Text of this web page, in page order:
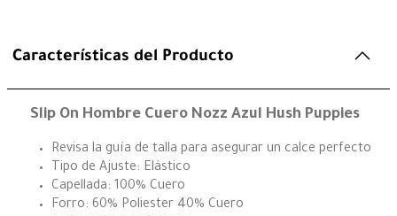
Características del Producto
Slip On Hombre Cuero Nozz Azul Hush Puppies
Revisa la guía de talla para asegurar un calce perfecto
Tipo de Ajuste: Elástico
Capellada: 100% Cuero
Forro: 60% Poliester 40% Cuero